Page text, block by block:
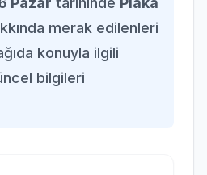
merak edilenleri
konuyla ilgili
bilgileri